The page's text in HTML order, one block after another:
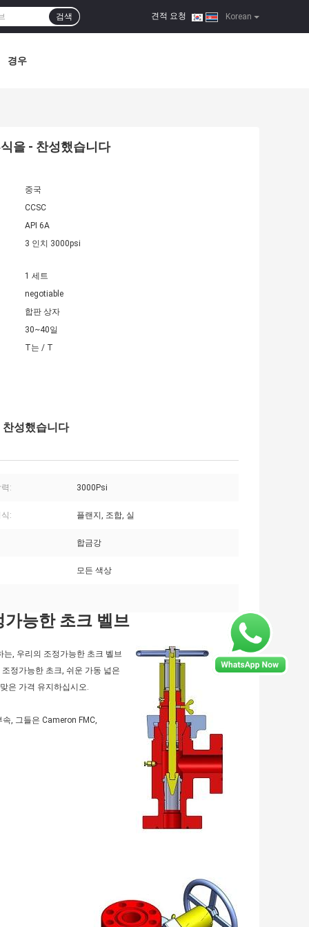
Korean
견적 요청 |
검색
경우
을 - 찬성했습니다
중국
CCSC
API 6A
3 인치 3000psi
1 세트
negotiable
합판 상자
30~40일
T는 / T
성했습니다
: 3000Psi
: 플랜지, 조합, 실
합금강
모든 색상
능한 초크 벨브
, 우리의 조정가능한 초크 벨브
정가능한 초크, 쉬운 가동 넓은
은 가격 유지하십시오.
, 그들은 Cameron FMC,